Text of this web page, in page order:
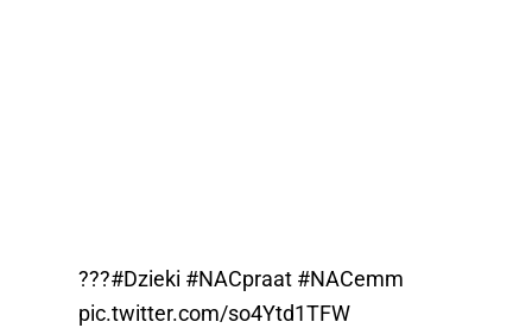
???#Dzieki #NACpraat #NACemm
pic.twitter.com/so4Ytd1TFW